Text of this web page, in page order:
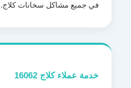
في جميع مشاكل سخانات كلاج.
خدمة عملاء كلاج 16062